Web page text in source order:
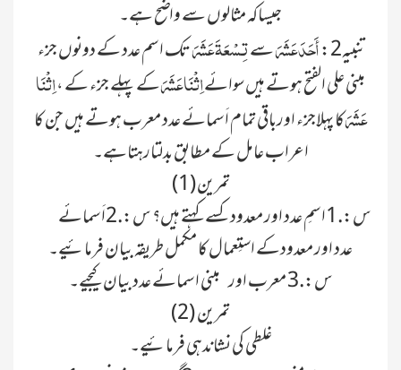
جیساکہ مثالوں سے واضح ہے۔
تنبیہ2:
أَحَدَ عَشَرَسےتِسْعَۃَ عَشَتک اسم عدد کے دونوں جزء
مبنی علی الفتح ہوتے ہیں سوائےاِثْنَا عَشَرَکے پہلے جزء کے ،اِثْنَا
عَشَرَکا پہلاجزء اورباقی تمام اَسمائے عدد معرب ہوتے ہیں جن کا
اعراب عامل کے مطابق بدلتارہتاہے۔
تمرین (1)
س:.1اسمِ عدد اور معدودکسے کہتے ہیں؟ س:.2اَسمائے
عدد اور معدودکے استِعمال کا مکمل طریقہ بیان فرمائیے۔
س:.3 معرب اور مبنی اسمائے عدد بیان کیجیے۔
تمرین (2)
غلطی کی نشاندہی فرمائیے۔